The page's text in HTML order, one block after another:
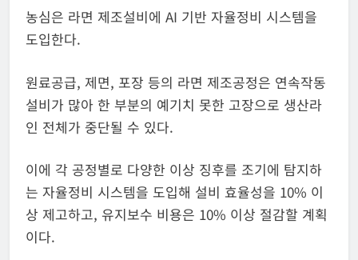
농심은 라면 제조설비에 AI 기반 자율정비 시스템을
도입한다.
원료공급, 제면, 포장 등의 라면 제조공정은 연속작동
설비가 많아 한 부분의 예기치 못한 고장으로 생산라
인 전체가 중단될 수 있다.
이에 각 공정별로 다양한 이상 징후를 조기에 탐지하
는 자율정비 시스템을 도입해 설비 효율성을 10% 이
상 제고하고, 유지보수 비용은 10% 이상 절감할 계획
이다.